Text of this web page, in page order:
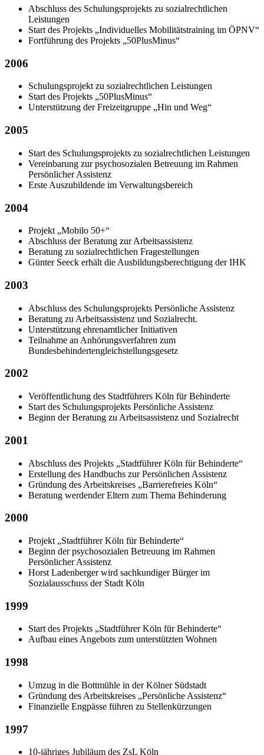
Abschluss des Schulungsprojekts zu sozialrechtlichen
Leistungen
Start des Projekts „Individuelles Mobilitätstraining im ÖPNV“
Fortführung des Projekts „50PlusMinus“
2006
Schulungsprojekt zu sozialrechtlichen Leistungen
Start des Projekts „50PlusMinus“
Unterstützung der Freizeitgruppe „Hin und Weg“
2005
Start des Schulungsprojekts zu sozialrechtlichen Leistungen
Vereinbarung zur psychosozialen Betreuung im Rahmen
Persönlicher Assistenz
Erste Auszubildende im Verwaltungsbereich
2004
Projekt „Mobilo 50+“
Abschluss der Beratung zur Arbeitsassistenz
Beratung zu sozialrechtlichen Fragestellungen
Günter Seeck erhält die Ausbildungsberechtigung der IHK
2003
Abschluss des Schulungsprojekts Persönliche Assistenz
Beratung zu Arbeitsassistenz und Sozialrecht.
Unterstützung ehrenamtlicher Initiativen
Teilnahme an Anhörungsverfahren zum
Bundesbehindertengleichstellungsgesetz
2002
Veröffentlichung des Stadtführers Köln für Behinderte
Start des Schulungsprojekts Persönliche Assistenz
Beginn der Beratung zu Arbeitsassistenz und Sozialrecht
2001
Abschluss des Projekts „Stadtführer Köln für Behinderte“
Erstellung des Handbuchs zur Persönlichen Assistenz
Gründung des Arbeitskreises „Barrierefreies Köln“
Beratung werdender Eltern zum Thema Behinderung
2000
Projekt „Stadtführer Köln für Behinderte“
Beginn der psychosozialen Betreuung im Rahmen
Persönlicher Assistenz
Horst Ladenberger wird sachkundiger Bürger im
Sozialausschuss der Stadt Köln
1999
Start des Projekts „Stadtführer Köln für Behinderte“
Aufbau eines Angebots zum unterstützten Wohnen
1998
Umzug in die Bottmühle in der Kölner Südstadt
Gründung des Arbeitskreises „Persönliche Assistenz“
Finanzielle Engpässe führen zu Stellenkürzungen
1997
10-jähriges Jubiläum des ZsL Köln